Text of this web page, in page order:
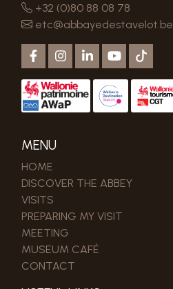
+32 (0)80 88 08 78
etc@abbayedestavelot.be
MENU
HOME
DISCOVER THE ABBEY
VISITS
PREPARING MY VISIT
MEETING
MUSEUM CAFÉ
CONTACT